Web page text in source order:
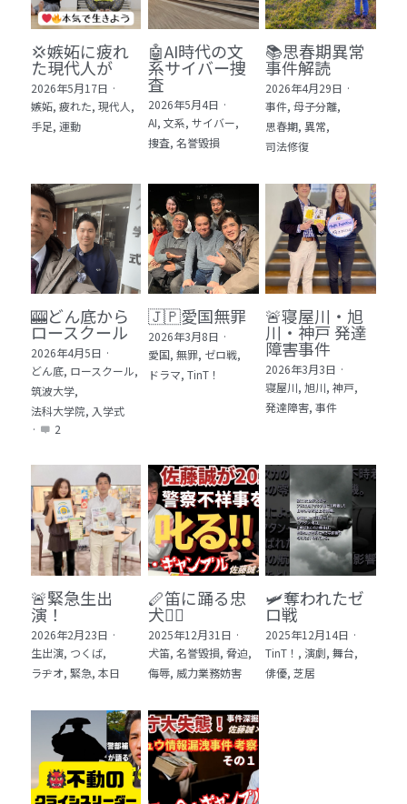
💢嫉妬に疲れ
た現代人が
2026年5月17日 ·
嫉妬, 疲れた, 現代人,
手足, 運動
🤖AI時代の文
系サイバー捜
査
2026年5月4日 ·
AI, 文系, サイバー,
捜査, 名誉毀損
📚思春期異常
事件解読
2026年4月29日 ·
事件, 母子分離,
思春期, 異常,
司法修復
🎰どん底から
ロースクール
2026年4月5日 ·
どん底, ロースクール,
筑波大学,
法科大学院, 入学式
·
2
🇯🇵愛国無罪
2026年3月8日 ·
愛国, 無罪, ゼロ戦,
ドラマ, TinT！
🚨寝屋川・旭
川・神戸 発達
障害事件
2026年3月3日 ·
寝屋川, 旭川, 神戸,
発達障害, 事件
🚨緊急生出
演！
2026年2月23日 ·
生出演, つくば,
ラヂオ, 緊急, 本日
🪈笛に踊る忠
犬🐕‍🦺
2025年12月31日 ·
犬笛, 名誉毀損, 脅迫,
侮辱, 威力業務妨害
🛩️奪われたゼ
ロ戦
2025年12月14日 ·
TinT！, 演劇, 舞台,
俳優, 芝居